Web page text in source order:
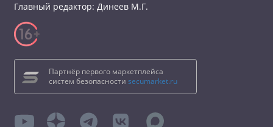
Главный редактор: Динеев М.Г.
Партнёр первого маркетплейса
систем безопасности secumarket.ru